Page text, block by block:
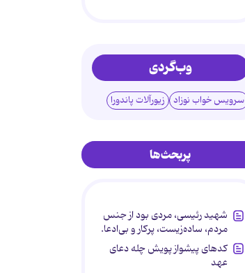
وب‌گردی
سرویس خواب نوزاد زیورآلات پاندورا
پربحث‌ها
شهید رئیسی، مردی بود از جنس
مردم، ساده‌زیست، پرکار و بی‌ادعا.
کدهای پیشواز پویش چله دعای
عهد